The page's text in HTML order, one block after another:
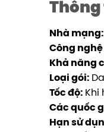
Nhà mạng:
Công
Khả năng
Loại gói:
Tốc độ: Khi
Các quốc
Hạn sử